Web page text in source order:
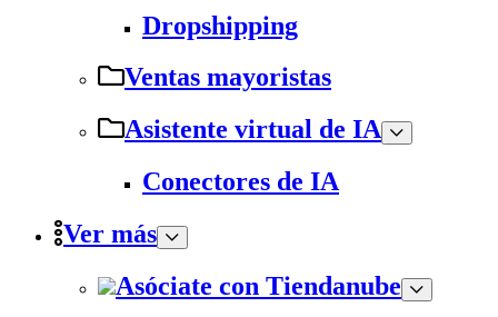
Dropshipping
Ventas mayoristas
Asistente virtual de IA
Conectores de IA
Ver más
Asóciate con Tiendanube